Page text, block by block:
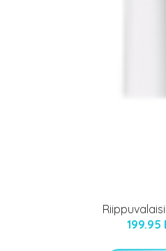
199.95